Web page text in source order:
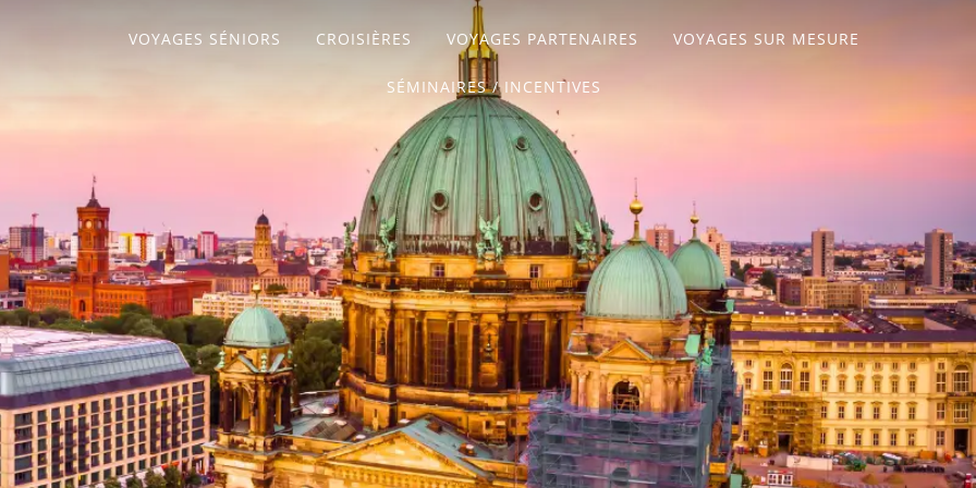
VOYAGES SÉNIORS CROISIÈRES VOYAGES PARTENAIRES VOYAGES SUR MESURE
SÉMINAIRES / INCENTIVES